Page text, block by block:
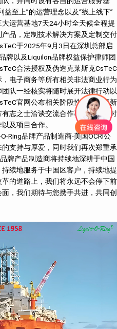
至上”的运营理念以及“线上线下”
运营基地7天24小时全天候全程提
品，定制技术解决方案及定制交付
于2025年9月3日在深圳总部启
牌以及Liquilon品牌权益保护律师团
合法授权及伪造克莱斯克CsTeC
电子商务等所有相关非法商业行为
队一经核实将随时展开法律行动以
官网公布相关阶段性处理的更新
志之士洽谈交流合作事宜，并随时
及项目合作。
Ring品牌产品制造商-美国OCRI公
支持与厚爱，同时我们再次郑重承
牌产品制造商将持续地深耕于中国
续地服务于中国区客户，持续地提
的道路上，我们将永远不会停下前
，我们期待与您携手共进，共同创